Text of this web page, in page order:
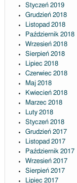
Styczeń 2019
Grudzień 2018
Listopad 2018
Październik 2018
Wrzesień 2018
Sierpień 2018
Lipiec 2018
Czerwiec 2018
Maj 2018
Kwiecień 2018
Marzec 2018
Luty 2018
Styczeń 2018
Grudzień 2017
Listopad 2017
Październik 2017
Wrzesień 2017
Sierpień 2017
Lipiec 2017